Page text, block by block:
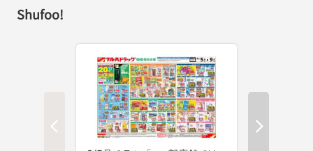
Shufoo!